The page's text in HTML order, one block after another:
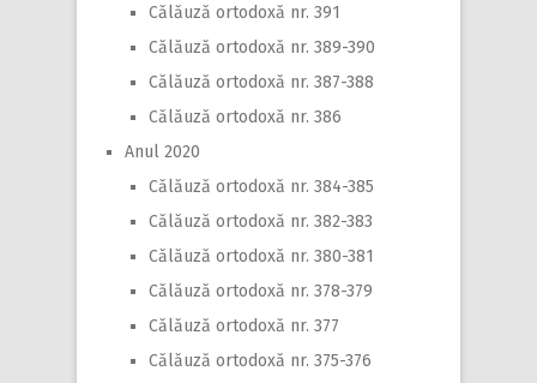
Călăuză ortodoxă nr. 391
Călăuză ortodoxă nr. 389-390
Călăuză ortodoxă nr. 387-388
Călăuză ortodoxă nr. 386
Anul 2020
Călăuză ortodoxă nr. 384-385
Călăuză ortodoxă nr. 382-383
Călăuză ortodoxă nr. 380-381
Călăuză ortodoxă nr. 378-379
Călăuză ortodoxă nr. 377
Călăuză ortodoxă nr. 375-376